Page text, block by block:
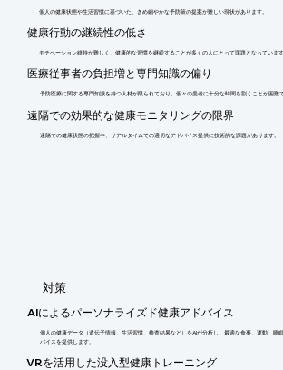
個人の健康状態や生活習慣に基づいた、きめ細やかな予防策の提案が難しい現状があります。
健康行動の継続性の低さ
モチベーション維持が難しく、健康的な習慣を継続することが多くの人にとって課題となっています
医療従事者の負担増と専門知識の偏り
予防医療に関する専門知識を持つ人材が限られており、個々の患者に十分な時間を割くことが困難で
遠隔での効果的な健康モニタリングの限界
遠隔での健康状態の把握や、リアルタイムでの適切なアドバイス提供に技術的な課題があります。
​対策
AIによるパーソナライズド健康アドバイス
個人の健康データ（遺伝子情報、生活習慣、検査結果など）をAIが分析し、最適な食事、運動、睡
バイスを提供します。
VRを活用した没入型健康トレーニング